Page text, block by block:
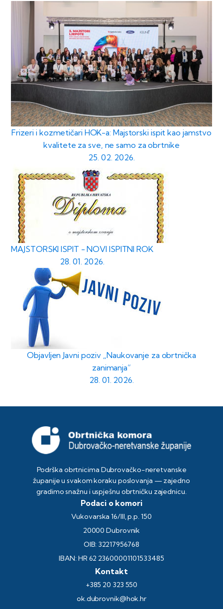
Frizeri i kozmetičari HOK-a: Majstorski ispit kao jamstvo
kvalitete za sve, ne samo za obrtnike
25. 02. 2026.
MAJSTORSKI ISPIT - NOVI ISPITNI ROK
28. 01. 2026.
Objavljen Javni poziv „Naukovanje za obrtnička
zanimanja“
28. 01. 2026.
Podrška obrtnicima Dubrovačko-neretvanske
županije u svakom koraku poslovanja — zajedno
gradimo snažnu i uspješnu obrtničku zajednicu.
Podaci o komori
Vukovarska 16/III, p.p. 150
20000 Dubrovnik
OIB: 32217956768
IBAN: HR 62 23600001101533485
Kontakt
+385 20 323 550
ok.dubrovnik@hok.hr